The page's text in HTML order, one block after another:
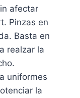
afectar
Pinzas en
Basta en
realzar la
uniformes
la